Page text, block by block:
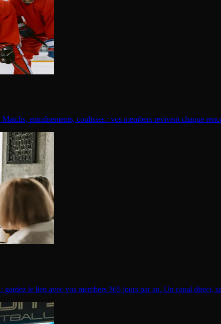
entraînements, coulisses : vos members revivent chaque
gardez le lien avec vos members 365 jours par an. Un canal direct,